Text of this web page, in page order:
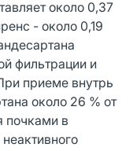
около 0,37
- около 0,19
фильтрации и
приеме внутрь
около 26 % от
почками в